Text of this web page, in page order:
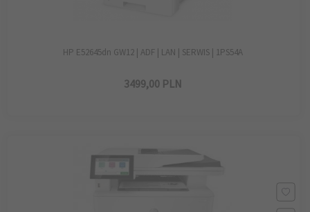
HP E52645dn GW12 | ADF | LAN | SERWIS | 1PS54A
3499,00 PLN